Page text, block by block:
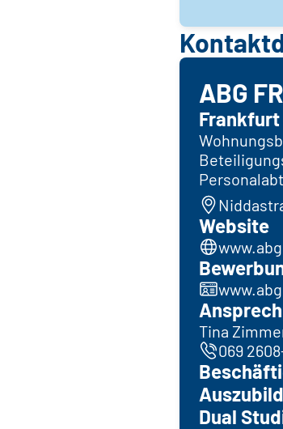
ABG
Frankfurt
Website
Tina
069
Dual